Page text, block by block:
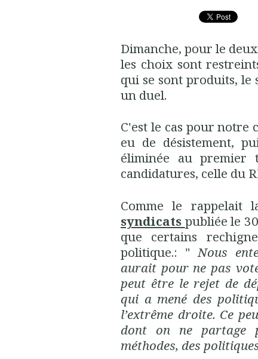
Dimanche, pour le
les choix sont
qui se sont produits, le
un duel.
C'est le cas pour notre
eu de désistement,
éliminée au
candidatures, celle du
Comme le rappelait
syndicats publiée le
que certains
politique.: "Nous
aurait pour ne pas
peut être le rejet de
qui a mené des
l’extrême droite. Ce
dont on ne partage
méthodes, des